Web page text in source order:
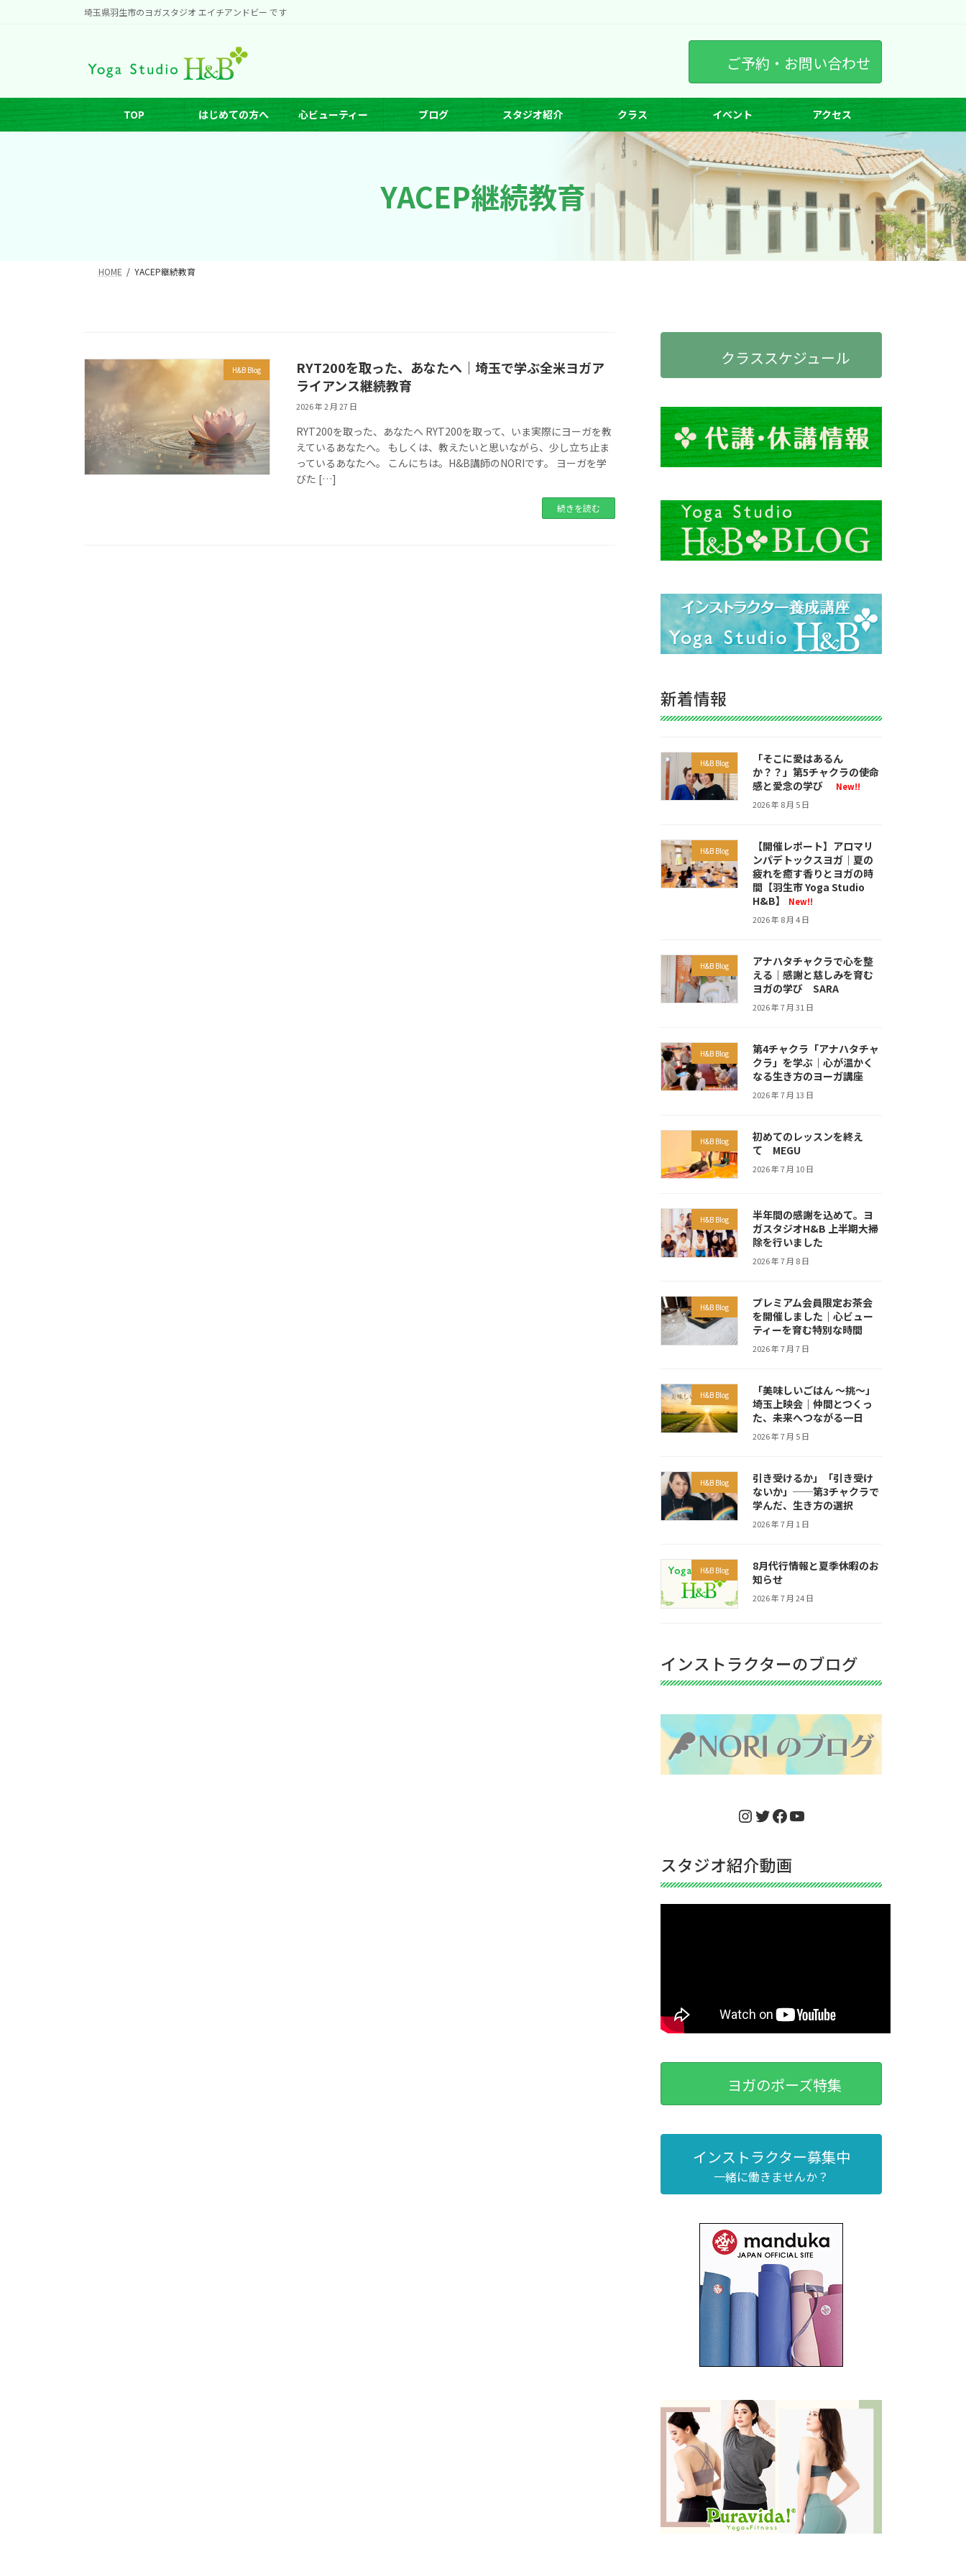
ツ
へ
ス
シ
ョ
ン
埼玉県羽生市のヨガスタジオ エイチアンドビー です
ご予約・お問い合わせ
TOP はじめての方へ 心ビューティー ブログ スタジオ紹介 クラス イベント アクセス
YACEP継続教育
HOME YACEP継続教育
H&B Blog
RYT200を取った、あなたへ｜埼玉で学ぶ全米ヨガア
ライアンス継続教育
2026 年 2 月 27 日
RYT200を取った、あなたへ RYT200を取って、いま実際にヨーガを教
えているあなたへ。 もしくは、教えたいと思いながら、少し立ち止ま
っているあなたへ。 こんにちは。H&B講師のNORIです。 ヨーガを学
びた […]
続きを読む
クラススケジュール
新着情報
H&B Blog
「そこに愛はあるん
か？？」第5チャクラの使命
感と愛念の学び
New!!
2026 年 8 月 5 日
H&B Blog
【開催レポート】アロマリ
ンパデトックスヨガ｜夏の
疲れを癒す香りとヨガの時
間【羽生市 Yoga Studio
H&B】
New!!
2026 年 8 月 4 日
H&B Blog
アナハタチャクラで心を整
える｜感謝と慈しみを育む
ヨガの学び SARA
2026 年 7 月 31 日
H&B Blog
第4チャクラ「アナハタチャ
クラ」を学ぶ｜心が温かく
なる生き方のヨーガ講座
2026 年 7 月 13 日
H&B Blog
初めてのレッスンを終え
て MEGU
2026 年 7 月 10 日
H&B Blog
半年間の感謝を込めて。ヨ
ガスタジオH&B 上半期大掃
除を行いました
2026 年 7 月 8 日
H&B Blog
プレミアム会員限定お茶会
を開催しました｜心ビュー
ティーを育む特別な時間
2026 年 7 月 7 日
H&B Blog
「美味しいごはん ～挑～」
埼玉上映会｜仲間とつくっ
た、未来へつながる一日
2026 年 7 月 5 日
H&B Blog
引き受けるか」「引き受け
ないか」──第3チャクラで
学んだ、生き方の選択
2026 年 7 月 1 日
H&B Blog
8月代行情報と夏季休暇のお
知らせ
2026 年 7 月 24 日
インストラクターのブログ
Instagram
Twitter
Facebook
YouTube
スタジオ紹介動画
ヨガのポーズ特集
インストラクター募集中
一緒に働きませんか？